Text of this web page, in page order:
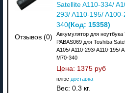
Отзывов (0)
Satellite A110-334/
293/ A110-195/
340(Код: 15358)
Аккумулятор для ноутбука
PABAS069 для Toshiba
A105/ A110-293/ A110-195/
M70-340
Цена: 1375 руб
плюс доставка
Вес: 0.3 кг.